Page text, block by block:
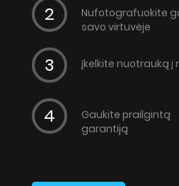
SIŲSTI
Nufotografuokite
savo virtuvėje
Įkelkite nuotrauką
Gaukite prailgintą
garantiją